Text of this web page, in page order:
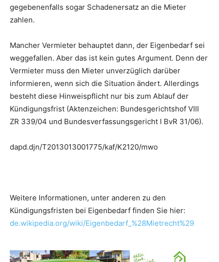
gegebenenfalls sogar Schadenersatz an die Mieter
zahlen.
Mancher Vermieter behauptet dann, der Eigenbedarf sei
weggefallen. Aber das ist kein gutes Argument. Denn der
Vermieter muss den Mieter unverzüglich darüber
informieren, wenn sich die Situation ändert. Allerdings
besteht diese Hinweispflicht nur bis zum Ablauf der
Kündigungsfrist (Aktenzeichen: Bundesgerichtshof VIII
ZR 339/04 und Bundesverfassungsgericht I BvR 31/06).
dapd.djn/T2013013001775/kaf/K2120/mwo
Weitere Informationen, unter anderen zu den
Kündigungsfristen bei Eigenbedarf finden Sie hier:
de.wikipedia.org/wiki/Eigenbedarf_%28Mietrecht%29